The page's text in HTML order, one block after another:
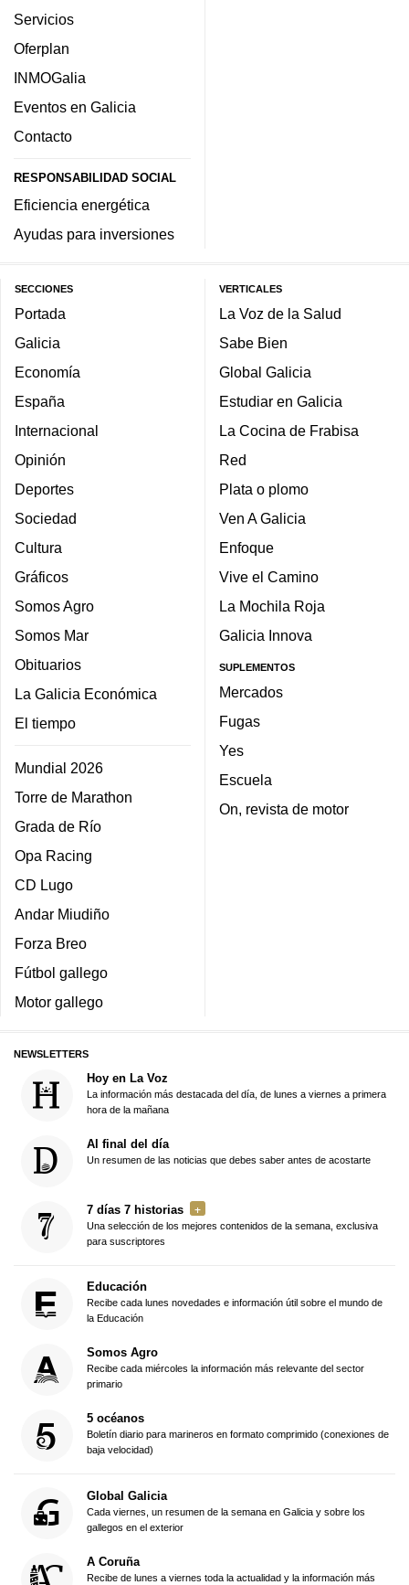
Servicios
Oferplan
INMOGalia
Eventos en Galicia
Contacto
RESPONSABILIDAD SOCIAL
Eficiencia energética
Ayudas para inversiones
SECCIONES
Portada
Galicia
Economía
España
Internacional
Opinión
Deportes
Sociedad
Cultura
Gráficos
Somos Agro
Somos Mar
Obituarios
La Galicia Económica
El tiempo
Mundial 2026
Torre de Marathon
Grada de Río
Opa Racing
CD Lugo
Andar Miudiño
Forza Breo
Fútbol gallego
Motor gallego
VERTICALES
La Voz de la Salud
Sabe Bien
Global Galicia
Estudiar en Galicia
La Cocina de Frabisa
Red
Plata o plomo
Ven A Galicia
Enfoque
Vive el Camino
La Mochila Roja
Galicia Innova
SUPLEMENTOS
Mercados
Fugas
Yes
Escuela
On, revista de motor
NEWSLETTERS
Hoy en La Voz
La información más destacada del día, de lunes a viernes a primera
hora de la mañana
Al final del día
Un resumen de las noticias que debes saber antes de acostarte
7 días 7 historias
Una selección de los mejores contenidos de la semana, exclusiva
para suscriptores
Educación
Recibe cada lunes novedades e información útil sobre el mundo de
la Educación
Somos Agro
Recibe cada miércoles la información más relevante del sector
primario
5 océanos
Boletín diario para marineros en formato comprimido (conexiones de
baja velocidad)
Global Galicia
Cada viernes, un resumen de la semana en Galicia y sobre los
gallegos en el exterior
A Coruña
Recibe de lunes a viernes toda la actualidad y la información más